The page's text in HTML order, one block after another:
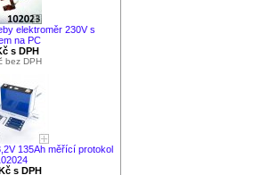
elektroměr 230V s
na PC
s DPH
bez DPH
135Ah měřící protokol
s DPH